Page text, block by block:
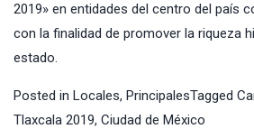
2019» en entidades del centro del país
con la finalidad de promover la riqueza
estado.
Posted in Locales, PrincipalesTagged
Tlaxcala 2019, Ciudad de México